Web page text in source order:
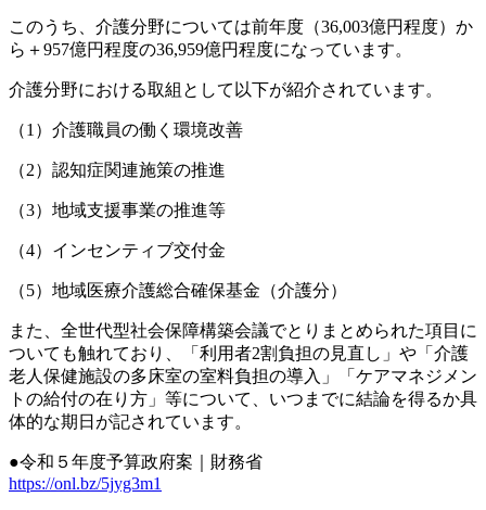
このうち、介護分野については前年度（36,003億円程度）か
ら＋957億円程度の36,959億円程度になっています。
介護分野における取組として以下が紹介されています。
（1）介護職員の働く環境改善
（2）認知症関連施策の推進
（3）地域支援事業の推進等
（4）インセンティブ交付金
（5）地域医療介護総合確保基金（介護分）
また、全世代型社会保障構築会議でとりまとめられた項目に
ついても触れており、「利用者2割負担の見直し」や「介護
老人保健施設の多床室の室料負担の導入」「ケアマネジメン
トの給付の在り方」等について、いつまでに結論を得るか具
体的な期日が記されています。
●令和５年度予算政府案｜財務省
https://onl.bz/5jyg3m1